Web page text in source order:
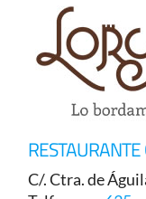
C/. Ctra. de